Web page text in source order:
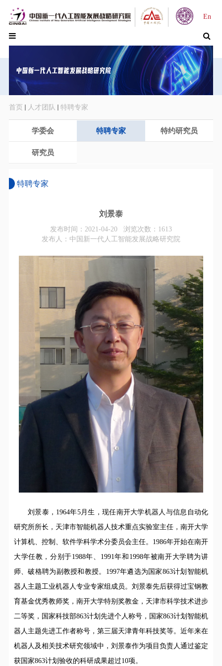
En
首页 人才团队 特聘专家
学委会 特聘专家 特约研究员
研究员
特聘专家
​刘景泰
发布时间：2021-04-20 浏览次数： 1613
发布人：中国新一代人工智能发展战略研究院
刘景泰， 1964年5月生，现任南开大学机器人与信息自动化
研究所所长，天津市智能机器人技术重点实验室主任，南开大学
计算机、控制、软件学科学术分委员会主任。 1986年开始在南开
大学任教，分别于1988年、 1991年和 1998年被南开大学聘为讲
师、破格聘为副教授和教授。 1997年遴选为国家863计划智能机
器人主题工业机器人专业专家组成员。刘景泰先后获得过宝钢教
育基金优秀教师奖，南开大学特别奖教金，天津市科学技术进步
二等奖，国家科技部863计划先进个人称号，国家863计划智能机
器人主题先进工作者称号，第三届天津青年科技奖等。近年来在
机器人及相关技术研究领域中，刘景泰作为项目负责人通过鉴定
获国家863计划验收的科研成果超过10项。